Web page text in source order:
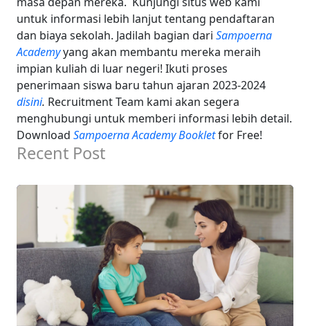
untuk informasi lebih lanjut tentang pendaftaran
dan biaya sekolah. Jadilah bagian dari Sampoerna
Academyyang akan membantu mereka meraih
impian kuliah di luar negeri! Ikuti proses
penerimaan siswa baru tahun ajaran 2023-2024
disini. Recruitment Team kami akan segera
menghubungi untuk memberi informasi lebih detail.
Download Sampoerna Academy Bookletfor Free!
Recent Post